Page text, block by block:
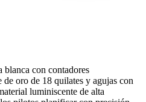
blanca con contadores
oro de 18 quilates y agujas con
luminiscente de alta